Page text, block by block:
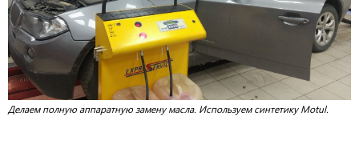
Делаем полную аппаратную замену масла. Используем синтетику Motul.